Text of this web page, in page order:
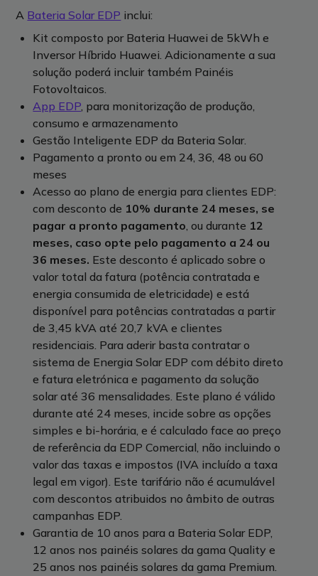
A Bateria Solar EDP inclui:
Kit composto por Bateria Huawei de 5kWh e
Inversor Híbrido Huawei. Adicionamente a sua
solução poderá incluir também Painéis
Fotovoltaicos.
App EDP, para monitorização de produção,
consumo e armazenamento
Gestão Inteligente EDP da Bateria Solar.
Pagamento a pronto ou em 24, 36, 48 ou 60
meses
Acesso ao plano de energia para clientes EDP:
com desconto de 10% durante 24 meses, se
pagar a pronto pagamento, ou durante 12
meses, caso opte pelo pagamento a 24 ou
36 meses. Este desconto é aplicado sobre o
valor total da fatura (potência contratada e
energia consumida de eletricidade) e está
disponível para potências contratadas a partir
de 3,45 kVA até 20,7 kVA e clientes
residenciais. Para aderir basta contratar o
sistema de Energia Solar EDP com débito direto
e fatura eletrónica e pagamento da solução
solar até 36 mensalidades. Este plano é válido
durante até 24 meses, incide sobre as opções
simples e bi-horária, e é calculado face ao preço
de referência da EDP Comercial, não incluindo o
valor das taxas e impostos (IVA incluído a taxa
legal em vigor). Este tarifário não é acumulável
com descontos atribuidos no âmbito de outras
campanhas EDP.
Garantia de 10 anos para a Bateria Solar EDP,
12 anos nos painéis solares da gama Quality e
25 anos nos painéis solares da gama Premium.